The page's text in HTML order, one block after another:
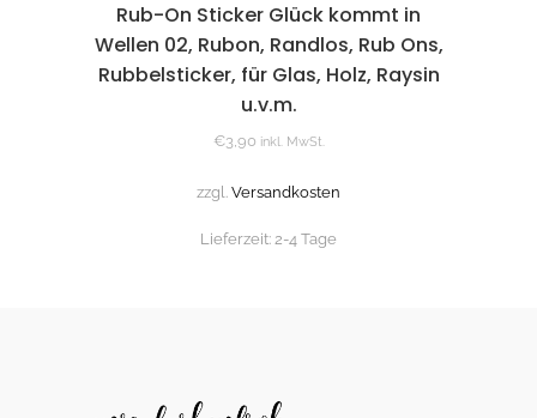
Rub-On Sticker Glück kommt in
Wellen 02, Rubon, Randlos, Rub Ons,
Rubbelsticker, für Glas, Holz, Raysin
u.v.m.
€3,90 inkl. MwSt.
zzgl. Versandkosten
Lieferzeit: 2-4 Tage